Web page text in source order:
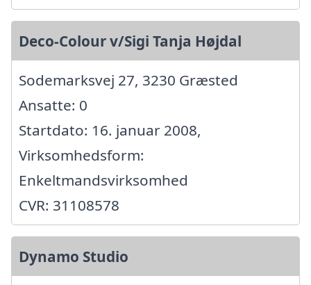
Deco-Colour v/Sigi Tanja Højdal
Sodemarksvej 27, 3230 Græsted
Ansatte: 0
Startdato: 16. januar 2008,
Virksomhedsform:
Enkeltmandsvirksomhed
CVR: 31108578
Dynamo Studio